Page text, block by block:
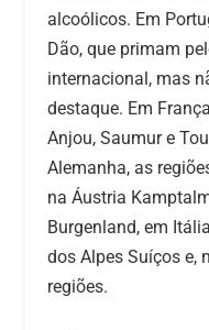
alcoólicos. Em
Dão, que primam
internacional, mas
destaque. Em
Anjou, Saumur e
Alemanha, as
na Áustria
Burgenland, em
dos Alpes Suíços e,
regiões.